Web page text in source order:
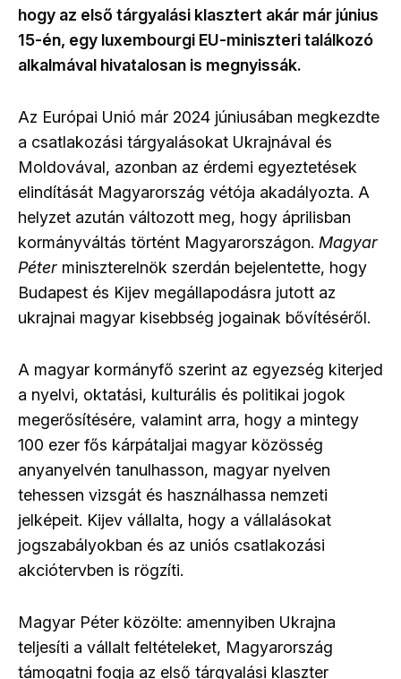
hogy az első tárgyalási klasztert akár már június
15-én, egy luxembourgi EU-miniszteri találkozó
alkalmával hivatalosan is megnyissák.
Az Európai Unió már 2024 júniusában megkezdte
a csatlakozási tárgyalásokat Ukrajnával és
Moldovával, azonban az érdemi egyeztetések
elindítását Magyarország vétója akadályozta. A
helyzet azután változott meg, hogy áprilisban
kormányváltás történt Magyarországon. Magyar
Péter miniszterelnök szerdán bejelentette, hogy
Budapest és Kijev megállapodásra jutott az
ukrajnai magyar kisebbség jogainak bővítéséről.
A magyar kormányfő szerint az egyezség kiterjed
a nyelvi, oktatási, kulturális és politikai jogok
megerősítésére, valamint arra, hogy a mintegy
100 ezer fős kárpátaljai magyar közösség
anyanyelvén tanulhasson, magyar nyelven
tehessen vizsgát és használhassa nemzeti
jelképeit. Kijev vállalta, hogy a vállalásokat
jogszabályokban és az uniós csatlakozási
akciótervben is rögzíti.
Magyar Péter közölte: amennyiben Ukrajna
teljesíti a vállalt feltételeket, Magyarország
támogatni fogja az első tárgyalási klaszter